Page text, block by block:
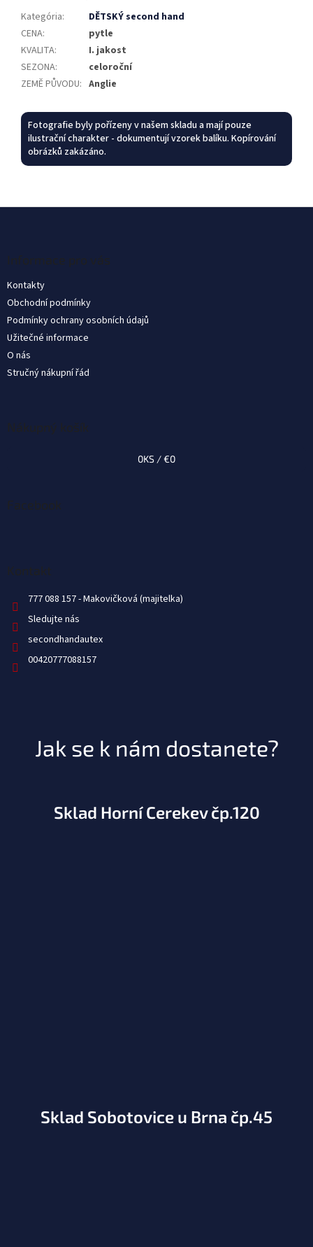
Kategória:
DĚTSKÝ second hand
CENA:
pytle
KVALITA:
I. jakost
SEZONA:
celoroční
ZEMĚ PŮVODU: Anglie
Fotografie byly pořízeny v našem skladu a mají pouze
ilustrační charakter - dokumentují vzorek balíku. Kopírování
obrázků zakázáno.
Informace pro vás
Kontakty
Obchodní podmínky
Podmínky ochrany osobních údajů
Užitečné informace
O nás
Stručný nákupní řád
Nákupný košík
0KS /€0
Facebook
Kontakt
777 088 157
Sledujte nás
secondhandautex
00420777088157
Jak se k nám dostanete?
Sklad Horní Cerekev čp.120
Sklad Sobotovice u Brna čp.45